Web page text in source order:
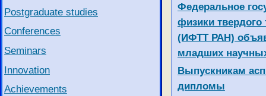
Postgraduate studies
Conferences
Seminars
Innovation
Achievements
Федеральное
физики
(ИФТТ РАН)
младших
Выпускникам
дипломы